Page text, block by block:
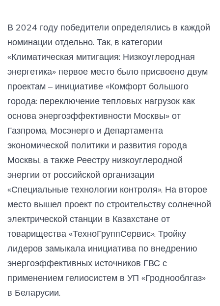
В 2024 году победители определялись в каждой
номинации отдельно. Так, в категории
«Климатическая митигация: Низкоуглеродная
энергетика» первое место было присвоено двум
проектам – инициативе «Комфорт большого
города: переключение тепловых нагрузок как
основа энергоэффективности Москвы» от
Газпрома, Мосэнерго и Департамента
экономической политики и развития города
Москвы, а также Реестру низкоуглеродной
энергии от российской организации
«Специальные технологии контроля». На второе
место вышел проект по строительству солнечной
электрической станции в Казахстане от
товарищества «ТехноГруппСервис». Тройку
лидеров замыкала инициатива по внедрению
энергоэффективных источников ГВС с
применением гелиосистем в УП «Гроднооблгаз»
в Беларусии.